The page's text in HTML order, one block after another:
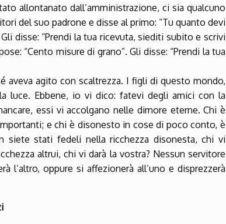
allontanato dall’amministrazione, ci sia qualcuno
del suo padrone e disse al primo: “Tu quanto devi
disse: “Prendi la tua ricevuta, siediti subito e scrivi
“Cento misure di grano”. Gli disse: “Prendi la tua
aveva agito con scaltrezza. I figli di questo mondo,
Ebbene, io vi dico: fatevi degli amici con la
essi vi accolgano nelle dimore eterne. Chi è
e chi è disonesto in cose di poco conto, è
siete stati fedeli nella ricchezza disonesta, chi vi
altrui, chi vi darà la vostra? Nessun servitore
l’altro, oppure si affezionerà all’uno e disprezzerà